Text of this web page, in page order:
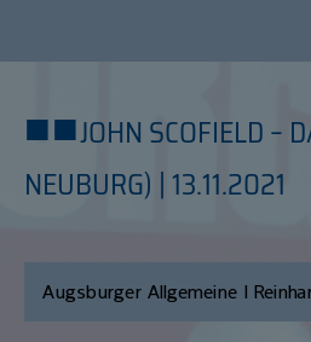
■■JOHN SCOFIELD –
NEUBURG) | 13.11.2021
Augsburger Allgemeine |